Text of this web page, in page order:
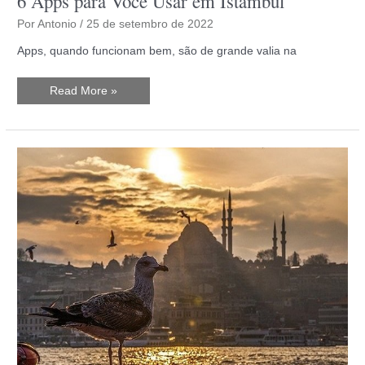
PorAntonio/ 25 de setembro de 2022
Apps, quando funcionam bem, são de grande valia na
6
Usar
Istambul
Read More »